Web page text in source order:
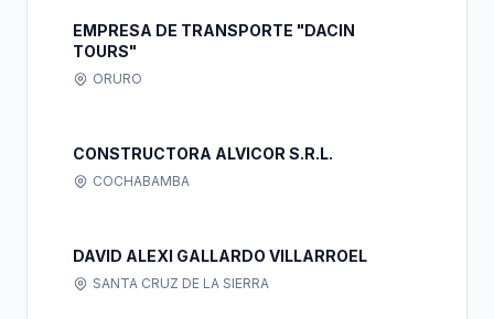
EMPRESA DE TRANSPORTE "DACIN
TOURS"
ORURO
CONSTRUCTORA ALVICOR S.R.L.
COCHABAMBA
DAVID ALEXI GALLARDO VILLARROEL
SANTA CRUZ DE LA SIERRA